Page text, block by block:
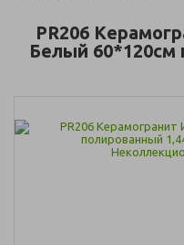
PR206
Белый 60*120см